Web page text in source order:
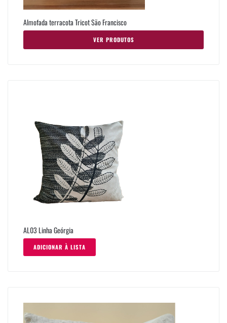
Almofada terracota Tricot São Francisco
VER PRODUTOS
AL03 Linha Geórgia
ADICIONAR À LISTA